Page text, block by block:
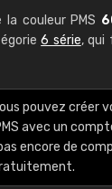
couleur PMS
6 série, qui
pouvez créer
avec un
encore de